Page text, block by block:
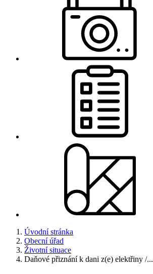
Úvodní stránka
Obecní úřad
Životní situace
Daňové přiznání k dani z(e) elektřiny /...